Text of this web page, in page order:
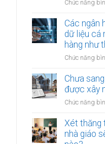
Chức năng
Các ngân
dữ liệu cá
hàng như
Chức năng
Chưa
được xây
Chức năng
Xét thăng
nhà giáo